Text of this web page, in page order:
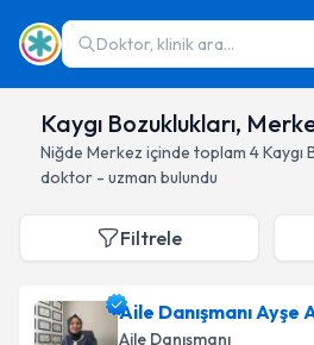
Doktor, klinik ara...
Kaygı Bozuklukları,
Niğde Merkez içinde toplam 4Kaygı
doktor - uzman bulundu
Filtrele
Aile Danışmanı Ayşe
Aile Danışmanı